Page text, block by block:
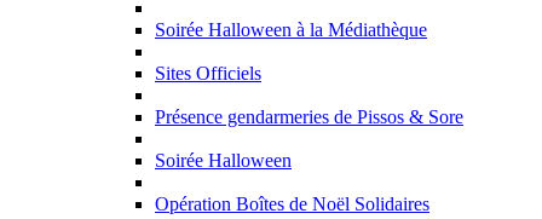
Soirée Halloween à la Médiathèque
Sites Officiels
Présence gendarmeries de Pissos & Sore
Soirée Halloween
Opération Boîtes de Noël Solidaires